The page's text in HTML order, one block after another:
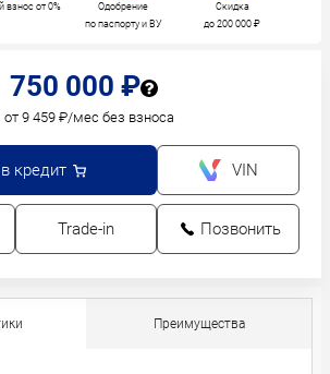
750 000 ₽
от 9 459 ₽/мес без взноса
кредит VIN
Trade-in Позвонить
взнос от 0%
Одобрение
по паспорту и ВУ
Скидка
до 200 000 ₽
Преимущества